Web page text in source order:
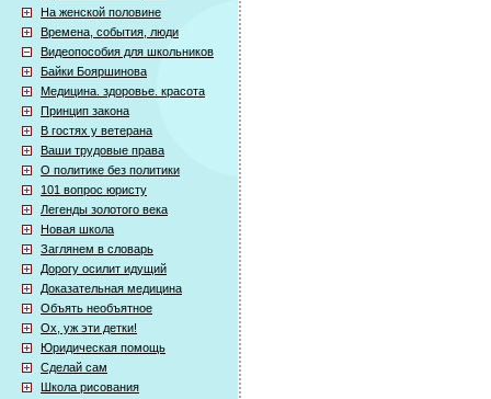
На женской половине
Времена, события, люди
Видеопособия для школьников
Байки Бояршинова
Медицина. здоровье. красота
Принцип закона
В гостях у ветерана
Ваши трудовые права
О политике без политики
101 вопрос юристу
Легенды золотого века
Новая школа
Заглянем в словарь
Дорогу осилит идущий
Доказательная медицина
Объять необъятное
Ох, уж эти детки!
Юридическая помощь
Сделай сам
Школа рисования